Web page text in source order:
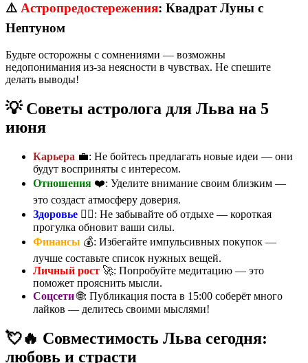
⚠️ Астропредостережения: Квадрат Луны с
Нептуном
Будьте осторожны с сомнениями — возможны
недопонимания из-за неясности в чувствах. Не спешите
делать выводы!
💡 Советы астролога для Льва на 5
июня
Карьера 💼: Не бойтесь предлагать новые идеи — они
будут восприняты с интересом.
Отношения ❤️: Уделите внимание своим близким —
это создаст атмосферу доверия.
Здоровье 🏃‍♀️: Не забывайте об отдыхе — короткая
прогулка обновит ваши силы.
Финансы 💰: Избегайте импульсивных покупок —
лучше составьте список нужных вещей.
Личный рост 🚀: Попробуйте медитацию — это
поможет прояснить мысли.
Соцсети🌐: Публикация поста в 15:00 соберёт много
лайков — делитесь своими мыслями!
💘🔥 Совместимость Льва сегодня:
любовь и страсти